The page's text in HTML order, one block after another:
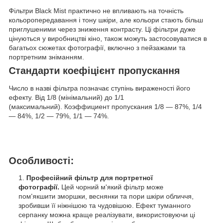
Фільтри Black Mist практично не впливають на точність
кольоропередавання і тону шкіри, але кольори стають більш
приглушеними через зниження контрасту. Ці фільтри дуже
цінуються у виробництві кіно, також можуть застосовуватися в
багатьох сюжетах фотографії, включно з пейзажами та
портретним зніманням.
Стандарти коефіцієнт пропускання
Число в назві фільтра позначає ступінь вираженості його
ефекту. Від 1/8 (мінімальний) до 1/1
(максимальний). Коэффициент пропускания 1/8 — 87%, 1/4
— 84%, 1/2 — 79%, 1/1 — 74%.
Особливості:
Професійний фільтр для портретної
фотографії. Цей чорний м'який фільтр може
пом'якшити зморшки, веснянки та пори шкіри обличчя,
зробивши її ніжнішою та чудовішою. Ефект туманного
серпанку можна краще реалізувати, використовуючи ці